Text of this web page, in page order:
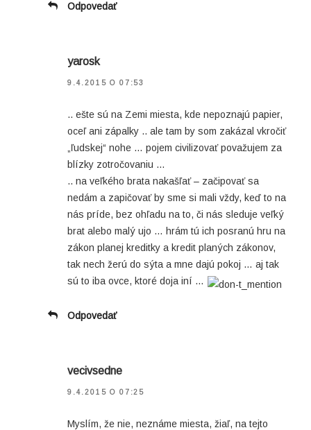
Odpovedať
yarosk
9.4.2015 O 07:53
.. ešte sú na Zemi miesta, kde nepoznajú papier,
oceľ ani zápalky .. ale tam by som zakázal vkročiť
„ľudskej“ nohe … pojem civilizovať považujem za
blízky zotročovaniu …
.. na veľkého brata nakašľať – začipovať sa
nedám a zapičovať by sme si mali vždy, keď to na
nás príde, bez ohľadu na to, či nás sleduje veľký
brat alebo malý ujo … hrám tú ich posranú hru na
zákon planej kreditky a kredit planých zákonov,
tak nech žerú do sýta a mne dajú pokoj … aj tak
sú to iba ovce, ktoré doja iní …
Odpovedať
vecivsedne
9.4.2015 O 07:25
Myslím, že nie, neznáme miesta, žiaľ, na tejto